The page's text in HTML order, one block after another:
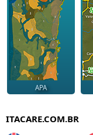
APA
ITACARE.COM.BR